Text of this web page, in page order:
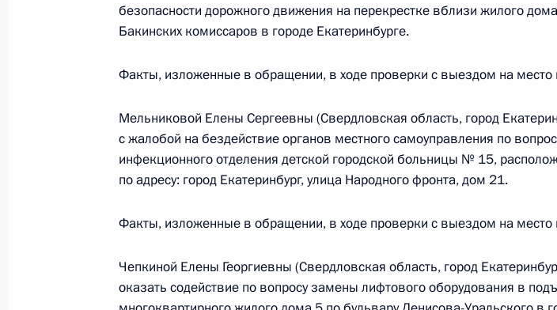
Президента Российской Федерации по приёму граждан в Москве
граждан
Исполнен пункт 2 перечня поручений, данных по итогам работы в
мобильной приёмной Президента
10 мая 2018 года, 19:35
конференц-связи жителя Хабаровского края, проведённого по
Президента Российской Федерации начальником Управления
безопасности дорожного движения на перекрестке вблизи жилого
Бакинских комиссаров в городе Екатеринбурге.
Факты, изложенные в обращении, в ходе проверки с выездом на место
Мельниковой Елены Сергеевны (Свердловская область, город
с жалобой на бездействие органов местного самоуправления по
инфекционного отделения детской городской больницы № 15,
по адресу: город Екатеринбург, улица Народного фронта, дом 21.
Факты, изложенные в обращении, в ходе проверки с выездом на место
Чепкиной Елены Георгиевны (Свердловская область, город
оказать содействие по вопросу замены лифтового оборудования в